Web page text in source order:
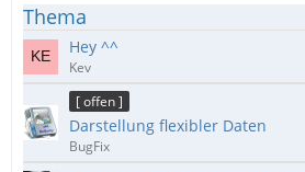
ä
g
e
e
t
r
ä
g
e
Thema
Hey ^^
Kev
[ offen ]
Darstellung flexibler Daten
BugFix